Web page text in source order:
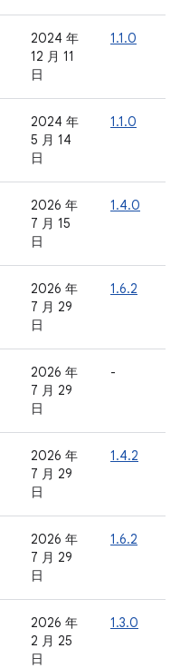
2024 年
12 月 11
日
1.1.0
2024 年
5 月 14
日
1.1.0
2026 年
7 月 15
日
1.4.0
2026 年
7 月 29
日
1.6.2
2026 年
7 月 29
日
-
2026 年
7 月 29
日
1.4.2
2026 年
7 月 29
日
1.6.2
2026 年
2 月 25
日
1.3.0